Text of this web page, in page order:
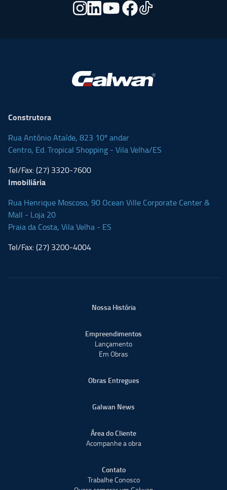
Construtora
Rua Antônio Ataíde, 823 10º andar
Centro, Ed. Tropical Shopping - Vila Velha/ES
Tel/Fax:(27) 3320-7600
Imobiliária
Rua Henrique Moscoso, 90 Ocean Ville Corporate Center &
Mall - Loja 20
Praia da Costa, Vila Velha - ES
Tel/Fax:(27) 3200-4004
Nossa História
Empreendimentos
Lançamento
Em Obras
Obras Entregues
Galwan News
Área do Cliente
Acompanhe a obra
Contato
Trabalhe Conosco